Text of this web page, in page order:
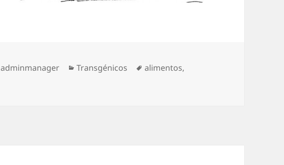
Autor
adminmanager Categorías
Transgénicos Etiquetas
alimentos,